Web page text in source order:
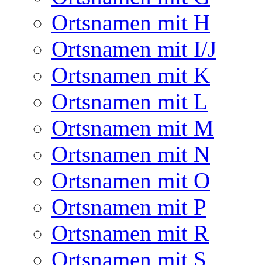
Ortsnamen mit H
Ortsnamen mit I/J
Ortsnamen mit K
Ortsnamen mit L
Ortsnamen mit M
Ortsnamen mit N
Ortsnamen mit O
Ortsnamen mit P
Ortsnamen mit R
Ortsnamen mit S